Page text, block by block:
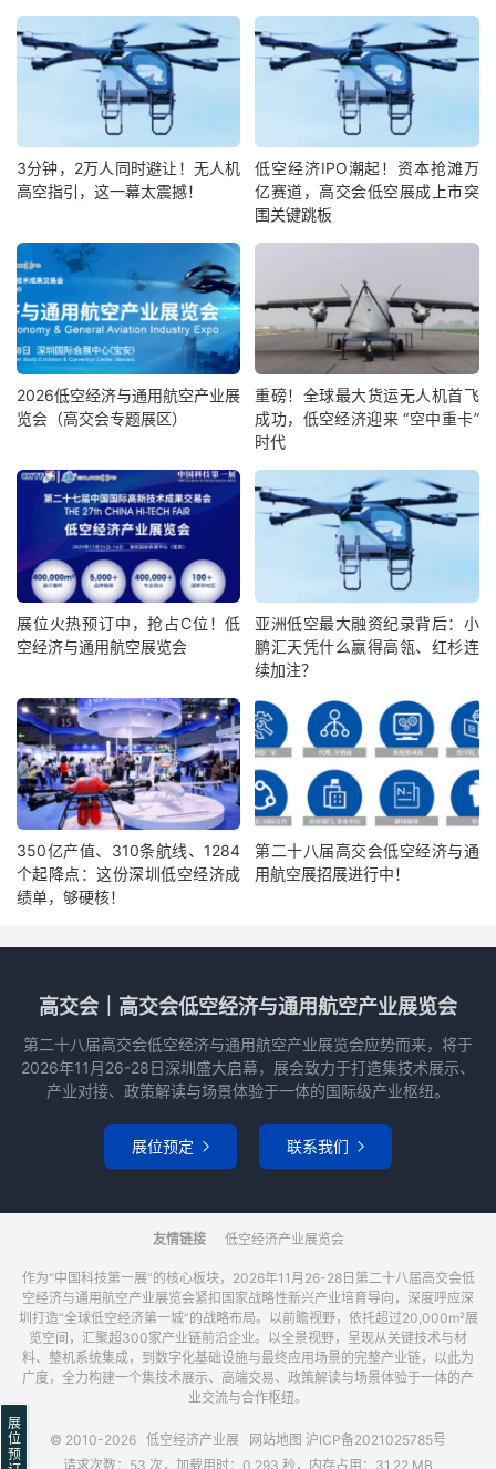
3分钟，2万人同时避让！无人机
高空指引，这一幕太震撼！
低空经济IPO潮起！资本抢滩万
亿赛道，高交会低空展成上市突
围关键跳板
2026低空经济与通用航空产业展
览会（高交会专题展区）
重磅！全球最大货运无人机首飞
成功，低空经济迎来 “空中重卡”
时代
展位火热预订中，抢占C位！低
空经济与通用航空展览会
亚洲低空最大融资纪录背后：小
鹏汇天凭什么赢得高瓴、红杉连
续加注？
350亿产值、310条航线、1284
个起降点：这份深圳低空经济成
绩单，够硬核！
第二十八届高交会低空经济与通
用航空展招展进行中！
高交会｜高交会低空经济与通用航空产业展览会
第二十八届高交会低空经济与通用航空产业展览会应势而来，将于
2026年11月26-28日深圳盛大启幕，展会致力于打造集技术展示、
产业对接、政策解读与场景体验于一体的国际级产业枢纽。
展位预定  联系我们 
友情链接 低空经济产业展览会
作为“中国科技第一展”的核心板块，2026年11月26-28日第二十八届高交会低
空经济与通用航空产业展览会紧扣国家战略性新兴产业培育导向，深度呼应深
圳打造“全球低空经济第一城”的战略布局。以前瞻视野，依托超过20,000m²展
览空间，汇聚超300家产业链前沿企业。以全景视野，呈现从关键技术与材
料、整机系统集成，到数字化基础设施与最终应用场景的完整产业链，以此为
广度，全力构建一个集技术展示、高端交易、政策解读与场景体验于一体的产
业交流与合作枢纽。
© 2010-2026 低空经济产业展 网站地图 沪ICP备2021025785号
请求次数：53 次，加载用时：0.293 秒，内存占用：31.22 MB
展
位
预